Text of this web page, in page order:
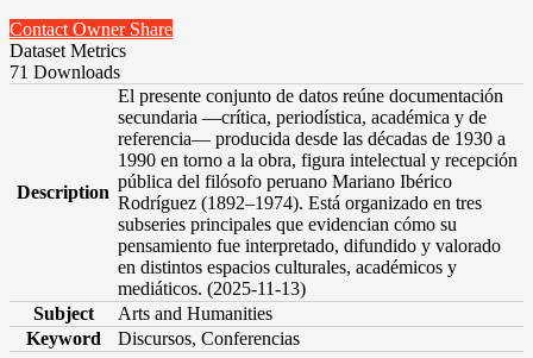
Contact Owner Share
Dataset Metrics
71 Downloads
Description
El presente conjunto de datos reúne documentación
secundaria —crítica, periodística, académica y de
referencia— producida desde las décadas de 1930 a
1990 en torno a la obra, figura intelectual y recepción
pública del filósofo peruano Mariano Ibérico
Rodríguez (1892–1974). Está organizado en tres
subseries principales que evidencian cómo su
pensamiento fue interpretado, difundido y valorado
en distintos espacios culturales, académicos y
mediáticos. (2025-11-13)
Subject
Arts and Humanities
Keyword
Discursos, Conferencias